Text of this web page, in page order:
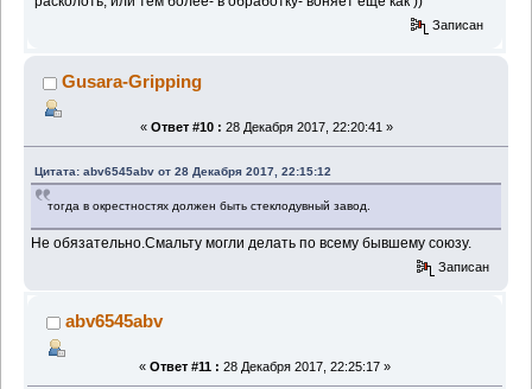
Записан
Gusara-Gripping
« Ответ #10 : 28 Декабря 2017, 22:20:41 »
Цитата: abv6545abv от 28 Декабря 2017, 22:15:12
тогда в окрестностях должен быть стеклодувный завод.
Не обязательно.Смальту могли делать по всему бывшему союзу.
Записан
abv6545abv
« Ответ #11 : 28 Декабря 2017, 22:25:17 »